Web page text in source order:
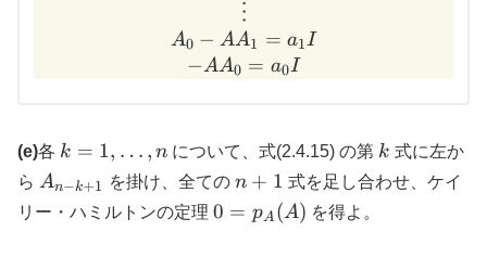
⋮
A0 − AA1 = a1I
−AA0 = a0I
(e)各 k = 1,
\ldots,
n
k = 1, … , n について、式(2.4.15) の第 k
k 式に左か
ら A_{n-
k+1}
An−k+1 を掛け、全ての n+1
n + 1 式を足し合わせ、ケイ
リー・ハミルトンの定理 0 =
0 = pA (A) を得よ。